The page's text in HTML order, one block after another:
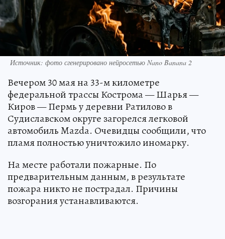
Источник: фото сгенерировано нейросетью Nano Banana 2
Вечером 30 мая на 33-м километре
федеральной трассы Кострома — Шарья —
Киров — Пермь у деревни Ратилово в
Судиславском округе загорелся легковой
автомобиль Mazda. Очевидцы сообщили, что
пламя полностью уничтожило иномарку.
На месте работали пожарные. По
предварительным данным, в результате
пожара никто не пострадал. Причины
возгорания устанавливаются.